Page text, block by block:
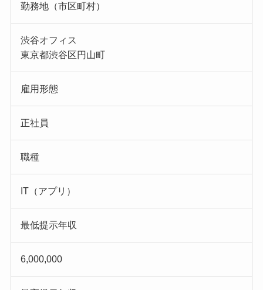
勤務地（市区町村）
渋谷オフィス
東京都渋谷区円山町
雇用形態
正社員
職種
IT（アプリ）
最低提示年収
6,000,000